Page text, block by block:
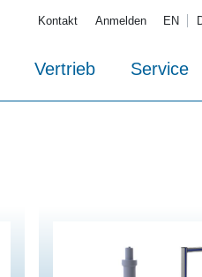
Kontakt Anmelden EN
Vertrieb Service